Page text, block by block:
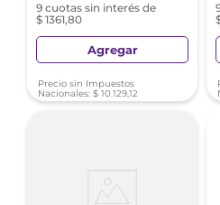
9 cuotas sin interés de
$ 1361,80
Agregar
Precio sin Impuestos
Nacionales: $ 10.129,12